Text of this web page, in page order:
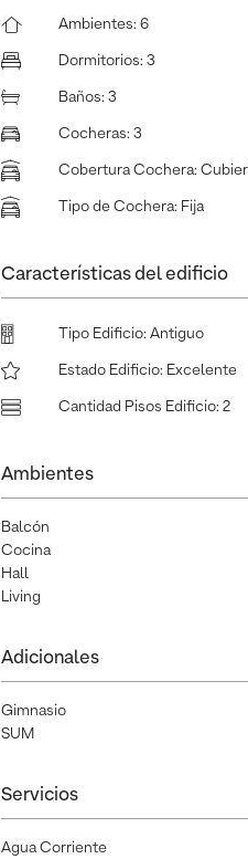
Ambientes: 6
Dormitorios: 3
Baños: 3
Cocheras: 3
Cobertura Cochera:
Tipo de Cochera: Fija
Características del edificio
Tipo Edificio: Antiguo
Estado Edificio: Excelente
Cantidad Pisos Edificio: 2
Ambientes
Balcón
Cocina
Hall
Living
Adicionales
Gimnasio
SUM
Servicios
Agua Corriente